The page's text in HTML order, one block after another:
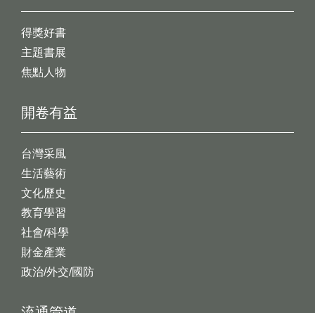
開卷有益
台灣采風
生活藝術
文化歷史
教育學習
社會/科學
財金產業
政治/外交/國防
得獎好書
主題書展
焦點人物